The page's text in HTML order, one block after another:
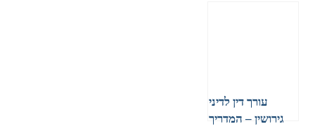
עורך דין לדיני
גירושין – המדריך